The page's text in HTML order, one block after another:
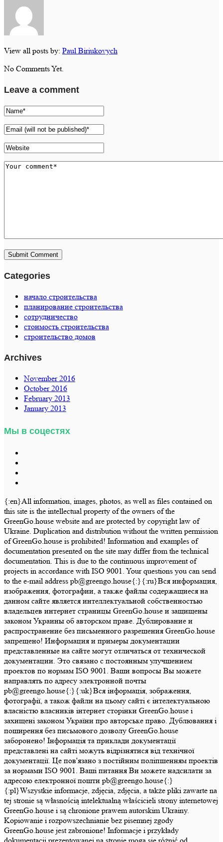
View all posts by: Paul Biriukovych
No Comments Yet.
Leave a comment
Categories
начало строительства
планирование строительства
сотрудничество
стоимость строительства
строительство домов
Archives
November 2016
October 2016
February 2013
January 2013
Мы в соцестях
{:en}All information, images, photos, as well as files contained on
this site is the intellectual property of the owners of the
GreenGo.house website and are protected by copyright law of
Ukraine. Duplication and distribution without the written permission
of GreenGo.house is prohibited! Information and examples of
documentation presented on the site may differ from the technical
documentation. This is due to the continuous improvement of
projects in accordance with ISO 9001. Your questions you can send
to the e-mail address pb@greengo.house{:}{:ru}Вся информация,
изображения, фотографии, а также файлы содержащиеся на
данном сайте является интеллектуальной собственностью
владельцев интернет страницы GreenGo.house и защищены
законом Украины об авторском праве. Дублирование и
распространение без письменного разрешения GreenGo.house
запрещено! Информация и примеры документации
представленные на сайте могут отличаться от технической
документации. Это связано с постоянным улучшением
проектов по нормам ISO 9001. Ваши вопросы Вы можете
направлять по адресу электронной почты
pb@greengo.house{:}{:uk}Вся інформація, зображення,
фотографії, а також файли на цьому сайті є інтелектуальною
власністю власників інтернет сторінки GreenGo.house і
захищені законом України про авторське право. Дублювання і
поширення без письмового дозволу GreenGo.house
заборонено! Інформація та приклади документації
представлені на сайті можуть відрізнятися від технічної
документації. Це пов'язано з постійним поліпшенням проектів
за нормами ISO 9001. Ваші питання Ви можете надсилати за
адресою електронної пошти pb@greengo.house{:}
{:pl}Wszystkie informacje, zdjęcia, zdjęcia, a także pliki zawarte na
tej stronie są własnością intelektualną właścicieli strony internetowej
GreenGo.house i są chronione prawem autorskim Ukrainy.
Kopiowanie i rozpowszechnianie bez pisemnej zgody
GreenGo.house jest zabronione! Informacje i przykłady
dokumentacji prezentowanej na stronie mogą się różnić od